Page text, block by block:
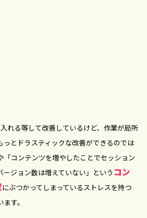
入れる等して改善しているけど、作業が局所
っとドラスティックな改善ができるのでは
「コンテンツを増やしたことでセッション
ージョン数は増えていない」という コン
にぶつかってしまっているストレスを持つ
す。